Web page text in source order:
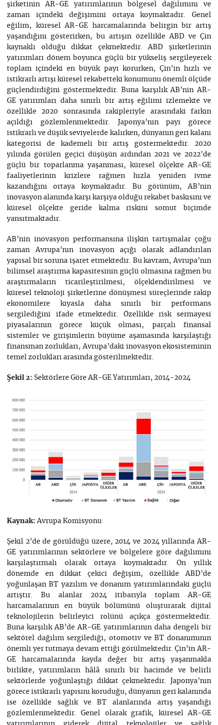
şirketinin AR-GE yatırımlarının bölgesel dağılımını ve
zaman içindeki değişimini ortaya koymaktadır. Genel
eğilim, küresel AR-GE harcamalarında belirgin bir artış
yaşandığını gösterirken, bu artışın özellikle ABD ve Çin
kaynaklı olduğu dikkat çekmektedir. ABD şirketlerinin
yatırımları dönem boyunca güçlü bir yükseliş sergileyerek
toplam içindeki en büyük payı korurken, Çin’in hızlı ve
istikrarlı artışı küresel rekabetteki konumunu önemli ölçüde
güçlendirdiğini göstermektedir. Buna karşılık AB’nin AR-
GE yatırımları daha sınırlı bir artış eğilimi izlemekte ve
özellikle 2020 sonrasında rakipleriyle arasındaki farkın
açıldığı gözlemlenmektedir. Japonya’nın payı görece
istikrarlı ve düşük seviyelerde kalırken, dünyanın geri kalanı
kategorisi de kademeli bir artış göstermektedir. 2020
yılında görülen geçici düşüşün ardından 2021 ve 2022’de
güçlü bir toparlanma yaşanması, küresel ölçekte AR-GE
faaliyetlerinin krizlere rağmen hızla yeniden ivme
kazandığını ortaya koymaktadır. Bu görünüm, AB’nin
inovasyon alanında karşı karşıya olduğu rekabet baskısını ve
küresel ölçekte geride kalma riskini somut biçimde
yansıtmaktadır.
AB’nin inovasyon performansına ilişkin tartışmalar çoğu
zaman Avrupa’nın inovasyon açığı olarak adlandırılan
yapısal bir soruna işaret etmektedir. Bu kavram, Avrupa’nın
bilimsel araştırma kapasitesinin güçlü olmasına rağmen bu
araştırmaların ticarileştirilmesi, ölçeklendirilmesi ve
küresel teknoloji şirketlerine dönüşmesi süreçlerinde rakip
ekonomilere kıyasla daha sınırlı bir performans
sergilediğini ifade etmektedir. Özellikle risk sermayesi
piyasalarının görece küçük olması, parçalı finansal
sistemler ve girişimlerin büyüme aşamasında karşılaştığı
finansman zorlukları, Avrupa’daki inovasyon ekosisteminin
temel zorlukları arasında gösterilmektedir.
Şekil 2: Sektörlere Göre AR-GE Yatırımları, 2014-2024
Kaynak:Avrupa Komisyonu
Şekil 2’de de görüldüğü üzere, 2014 ve 2024 yıllarında AR-
GE yatırımlarının sektörlere ve bölgelere göre dağılımını
karşılaştırmalı olarak ortaya koymaktadır. On yıllık
dönemde en dikkat çekici değişim, özellikle ABD’de
yoğunlaşan BT yazılım ve donanım yatırımlarındaki güçlü
artıştır. Bu alanlar 2024 itibarıyla toplam AR-GE
harcamalarının en büyük bölümünü oluşturarak dijital
teknolojilerin belirleyici rolünü açıkça göstermektedir.
Buna karşılık AB’de AR-GE yatırımlarının daha dengeli bir
sektörel dağılım sergilediği, otomotiv ve BT donanımının
önemli yer tutmaya devam ettiği görülmektedir. Çin’in AR-
GE harcamalarında kayda değer bir artış yaşanmakla
birlikte, yatırımların hâlâ sınırlı bir hacimde ve belirli
sektörlerde yoğunlaştığı dikkat çekmektedir. Japonya’nın
görece istikrarlı yapısını koruduğu, dünyanın geri kalanında
ise özellikle sağlık ve BT alanlarında artış yaşandığı
gözlemlenmektedir. Genel olarak grafik, küresel AR-GE